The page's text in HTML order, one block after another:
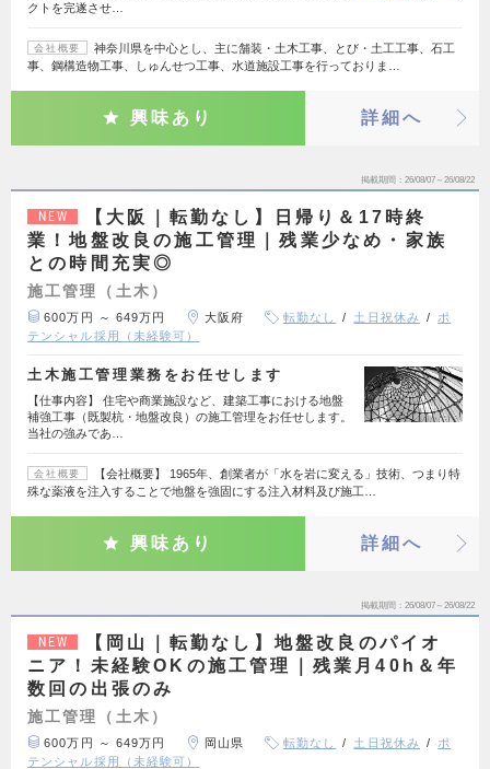
クトを完遂させ…
会社概要
神奈川県を中心とし、主に舗装・土木工事、とび・土工工事、石工
事、鋼構造物工事、しゅんせつ工事、水道施設工事を行っておりま…
興味あり 詳細へ
掲載期間 26/08/07～26/08/22
NEW
【大阪｜転勤なし】日帰り＆17時終
業！地盤改良の施工管理｜残業少なめ・家族
との時間充実◎
施工管理（土木）
600万円 ～ 649万円 大阪府 転勤なし 土日祝休み
ポ
テンシャル採用（未経験可）
土木施工管理業務をお任せします
【仕事内容】 住宅や商業施設など、建築工事における地盤
補強工事（既製杭・地盤改良）の施工管理をお任せします。
当社の強みであ…
会社概要
【会社概要】 1965年、創業者が「水を岩に変える」技術、つまり特
殊な薬液を注入することで地盤を強固にする注入材料及び施工…
興味あり 詳細へ
掲載期間 26/08/07～26/08/22
NEW
【岡山｜転勤なし】地盤改良のパイオ
ニア！未経験OKの施工管理｜残業月40h＆年
数回の出張のみ
施工管理（土木）
600万円 ～ 649万円 岡山県 転勤なし 土日祝休み
ポ
テンシャル採用（未経験可）